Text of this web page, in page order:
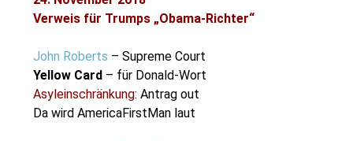
Verweis für Trumps „Obama-Richter“
John Roberts – Supreme Court
Yellow Card – für Donald-Wort
Asyleinschränkung: Antrag out
Da wird AmericaFirstMan laut